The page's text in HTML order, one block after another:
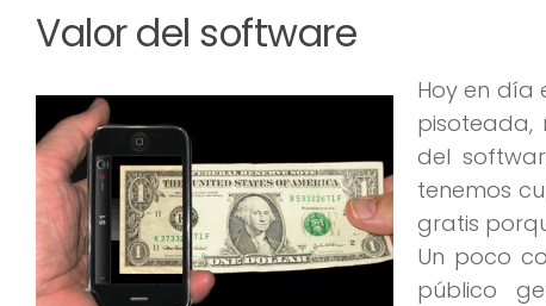
Valor del software
Hoy en día
del
tenemos
gratis
Un poco
público